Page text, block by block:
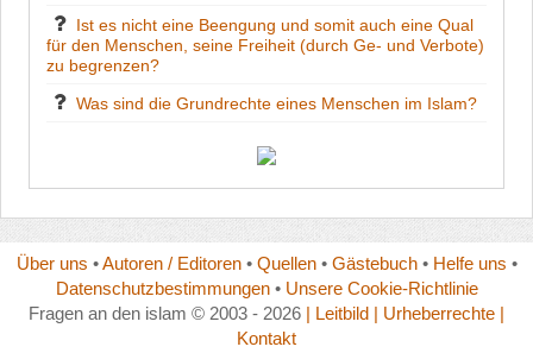
Ist es nicht eine Beengung und somit auch eine Qual
für den Menschen, seine Freiheit (durch Ge- und Verbote)
zu begrenzen?
Was sind die Grundrechte eines Menschen im Islam?
Über uns •Autoren / Editoren• Quellen• Gästebuch• Helfe uns •
Datenschutzbestimmungen• Unsere Cookie-Richtlinie
Fragen an den islam © 2003 - 2026 | Leitbild | Urheberrechte |
Kontakt